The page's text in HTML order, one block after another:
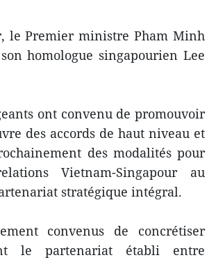
le Premier ministre Pham Minh
homologue singapourien Lee
ont convenu de promouvoir
des accords de haut niveau et
des modalités pour
Vietnam-Singapour au
stratégique intégral.
convenus de concrétiser
le partenariat établi entre